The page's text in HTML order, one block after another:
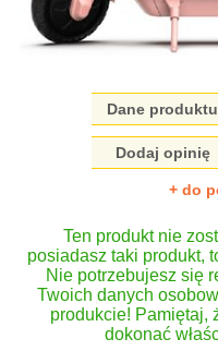
Dane produktu
Dodaj opinię
+ do
Ten produkt nie
posiadasz taki produkt,
Nie potrzebujesz się
Twoich danych
produkcie! Pamiętaj,
dokonać